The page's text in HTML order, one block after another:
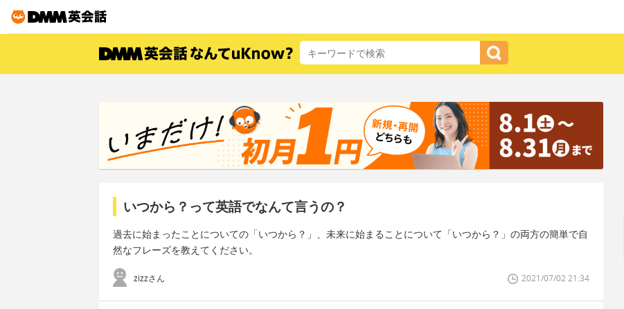
いつから？って英語でなんて言うの？
過去に始まったことについての「いつから？」、未来に始まることについて「いつから？」の両方の簡単で自
然なフレーズを教えてください。
zizzさん 2021/07/02 21:34